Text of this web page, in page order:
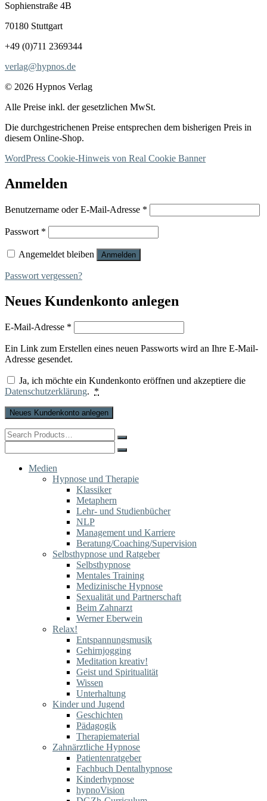
Sophienstraße 4B
70180 Stuttgart
+49 (0)711 2369344
verlag@hypnos.de
© 2026 Hypnos Verlag
Alle Preise inkl. der gesetzlichen MwSt.
Die durchgestrichenen Preise entsprechen dem bisherigen Preis in
diesem Online-Shop.
WordPress Cookie-Hinweis von Real Cookie Banner
Anmelden
Benutzername oder E-Mail-Adresse *
Passwort *
Angemeldet bleiben Anmelden
Passwort vergessen?
Neues Kundenkonto anlegen
E-Mail-Adresse *
Ein Link zum Erstellen eines neuen Passworts wird an Ihre E-Mail-
Adresse gesendet.
Ja, ich möchte ein Kundenkonto eröffnen und akzeptiere die
Datenschutzerklärung. *
Neues Kundenkonto anlegen
Search
for:
for:
Medien
Hypnose und Therapie
Klassiker
Metaphern
Lehr- und Studienbücher
NLP
Management und Karriere
Beratung/Coaching/Supervision
Selbsthypnose und Ratgeber
Selbsthypnose
Mentales Training
Medizinische Hypnose
Sexualität und Partnerschaft
Beim Zahnarzt
Werner Eberwein
Relax!
Entspannungsmusik
Gehirnjogging
Meditation kreativ!
Geist und Spiritualität
Wissen
Unterhaltung
Kinder und Jugend
Geschichten
Pädagogik
Therapiematerial
Zahnärztliche Hypnose
Patientenratgeber
Fachbuch Dentalhypnose
Kinderhypnose
hypnoVision